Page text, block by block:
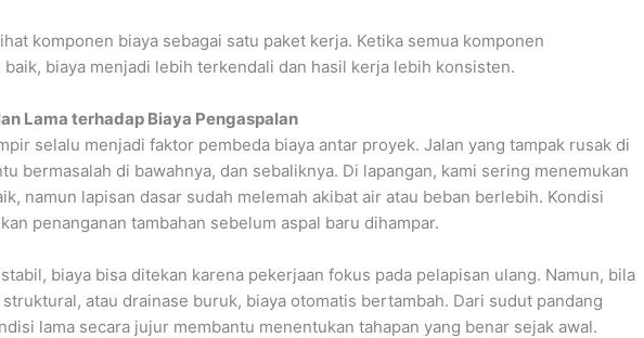
komponen biaya sebagai satu paket kerja. Ketika semua komponen
baik, biaya menjadi lebih terkendali dan hasil kerja lebih konsisten.
Lama terhadap Biaya Pengaspalan
selalu menjadi faktor pembeda biaya antar proyek. Jalan yang tampak rusak di
bermasalah di bawahnya, dan sebaliknya. Di lapangan, kami sering menemukan
namun lapisan dasar sudah melemah akibat air atau beban berlebih. Kondisi
penanganan tambahan sebelum aspal baru dihampar.
biaya bisa ditekan karena pekerjaan fokus pada pelapisan ulang. Namun, bila
atau drainase buruk, biaya otomatis bertambah. Dari sudut pandang
lama secara jujur membantu menentukan tahapan yang benar sejak awal.